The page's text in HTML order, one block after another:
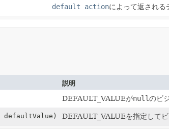
default actionによって返される
説明
DEFAULT_VALUEがnullのビ
defaultValue) DEFAULT_VALUEを指定してビ